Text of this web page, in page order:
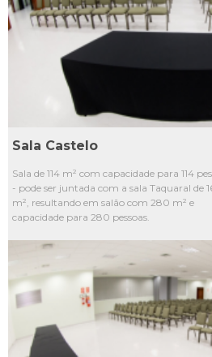
L3
L4
Sala Castelo
Sala de 114 m² com capacidade para 114
- pode ser juntada com a sala Taquaral de
m², resultando em salão com 280 m² e
capacidade para 280 pessoas.
L3
L4